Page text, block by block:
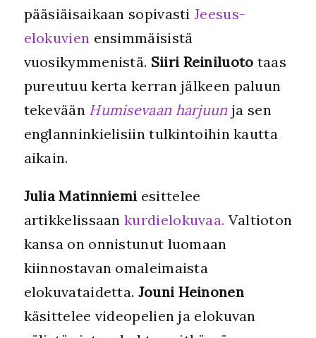
pääsiäisaikaan sopivastiJeesus-
elokuvien ensimmäisistä
vuosikymmenistä. Siiri Reiniluoto taas
pureutuu kerta kerran jälkeen paluun
tekevään Humisevaan harjuun ja sen
englanninkielisiin tulkintoihin kautta
aikain.
Julia Matinniemi esittelee
artikkelissaankurdielokuvaa. Valtioton
kansa on onnistunut luomaan
kiinnostavan omaleimaista
elokuvataidetta. Jouni Heinonen
käsittelee videopelien ja elokuvan